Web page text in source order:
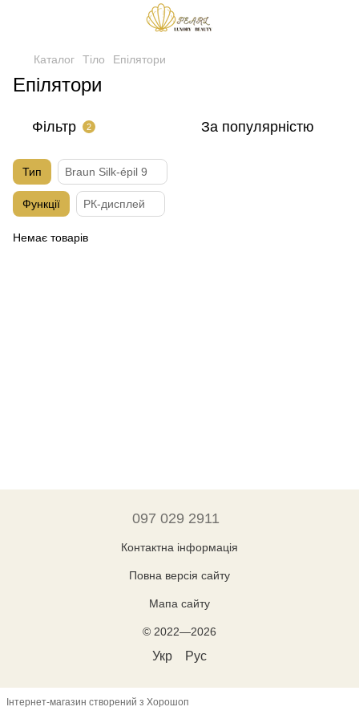
Каталог Тіло Епілятори
Епілятори
Фільтр 2 За популярністю
Тип Braun Silk-épil 9
Функції РК-дисплей
Немає товарів
097 029 2911
Контактна інформація
Повна версія сайту
Мапа сайту
© 2022—2026
Укр Рус
Інтернет-магазин створений з Хорошоп